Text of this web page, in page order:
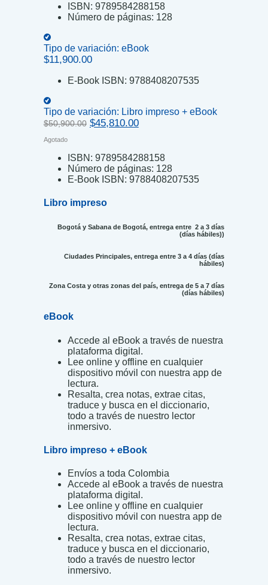
ISBN: 9789584288158
Número de páginas: 128
Tipo de variación: eBook
$11,900.00
E-Book ISBN: 9788408207535
Tipo de variación: Libro impreso + eBook
$50,900.00 Original
$50,900.00.
$45,810.00Current
$45,810.00.
Agotado
ISBN: 9789584288158
Número de páginas: 128
E-Book ISBN: 9788408207535
Libro impreso
Bogotá y Sabana de Bogotá, entrega entre 2 a 3 días
(días hábiles))
Ciudades Principales, entrega entre 3 a 4 días (días
hábiles)
Zona Costa y otras zonas del país, entrega de 5 a 7 días
(días hábiles)
eBook
Accede al eBook a través de nuestra
plataforma digital.
Lee online y offline en cualquier
dispositivo móvil con nuestra app de
lectura.
Resalta, crea notas, extrae citas,
traduce y busca en el diccionario,
todo a través de nuestro lector
inmersivo.
Libro impreso + eBook
Envíos a toda Colombia
Accede al eBook a través de nuestra
plataforma digital.
Lee online y offline en cualquier
dispositivo móvil con nuestra app de
lectura.
Resalta, crea notas, extrae citas,
traduce y busca en el diccionario,
todo a través de nuestro lector
inmersivo.